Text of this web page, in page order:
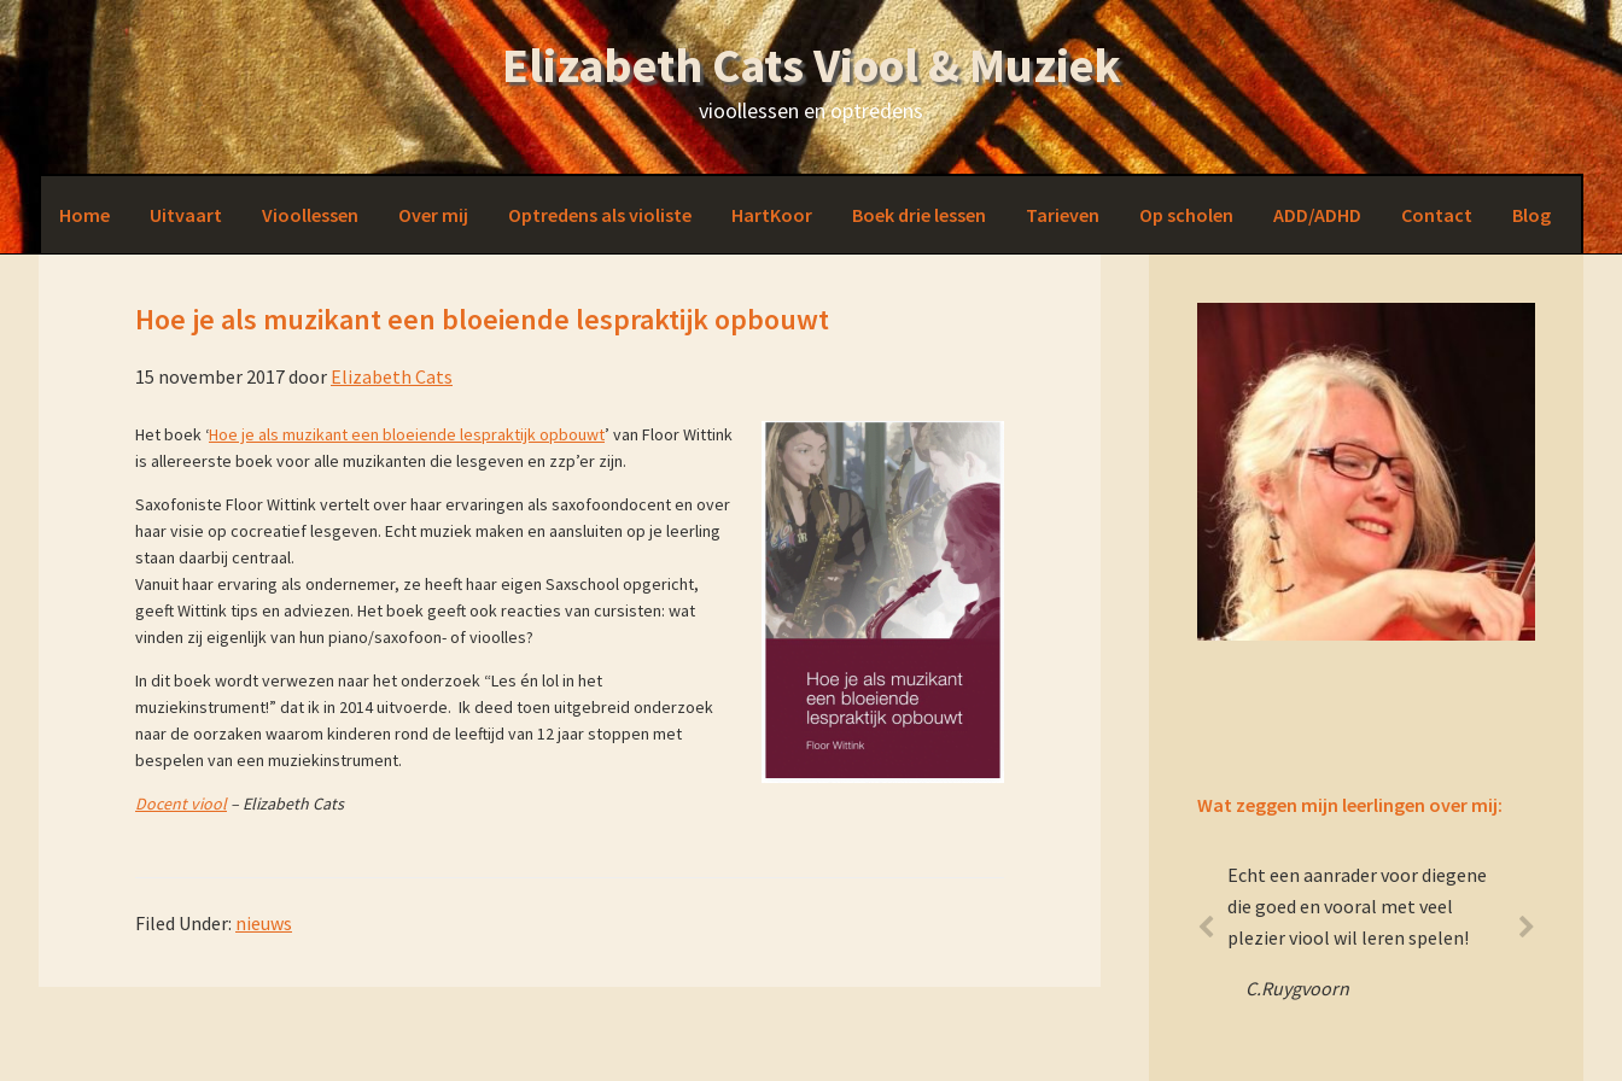
Skip
to
primary
Skip
to
main
Skip
to
primary
Skip
to
footer
Elizabeth Cats Viool & Muziek
vioollessen en optredens
Home Uitvaart Vioollessen Over mij Optredens als violiste HartKoor Boek drie lessen Tarieven Op scholen ADD/ADHD Contact Blog
Hoe je als muzikant een bloeiende lespraktijk opbouwt
15 november 2017door Elizabeth Cats
Het boek ‘Hoe je als muzikant een bloeiende lespraktijk opbouwt’ van Floor Wittink
is allereerste boek voor alle muzikanten die lesgeven en zzp’er zijn.
Saxofoniste Floor Wittink vertelt over haar ervaringen als saxofoondocent en over
haar visie op cocreatief lesgeven. Echt muziek maken en aansluiten op je leerling
staan daarbij centraal.
Vanuit haar ervaring als ondernemer, ze heeft haar eigen Saxschool opgericht,
geeft Wittink tips en adviezen. Het boek geeft ook reacties van cursisten: wat
vinden zij eigenlijk van hun piano/saxofoon- of vioolles?
In dit boek wordt verwezen naar het onderzoek “Les én lol in het
muziekinstrument!” dat ik in 2014 uitvoerde. Ik deed toen uitgebreid onderzoek
naar de oorzaken waarom kinderen rond de leeftijd van 12 jaar stoppen met
bespelen van een muziekinstrument.
Docent viool– Elizabeth Cats
Filed Under: nieuws
Sidebar
Wat zeggen mijn leerlingen over mij:
Echt een aanrader voor diegene
die goed en vooral met veel
plezier viool wil leren spelen!
C.Ruygvoorn